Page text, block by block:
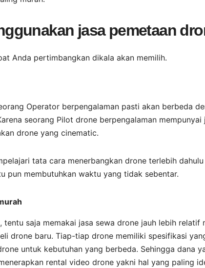
jasa pemetaan
Anda pertimbangkan dikala akan memilih.
Operator berpengalaman pasti akan berbeda
seorang Pilot drone berpengalaman
drone yang cinematic.
tata cara menerbangkan drone terlebih
pun membutuhkan waktu yang tidak sebentar.
tentu saja memakai jasa sewa drone jauh lebih relatif
drone baru. Tiap-tiap drone memiliki spesifikasi
untuk kebutuhan yang berbeda. Sehingga dana
rental video drone yakni hal yang paling